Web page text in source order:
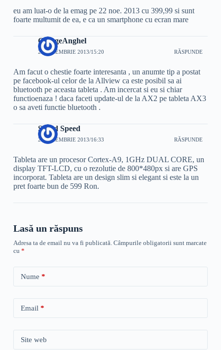
eu am luat-o de la emag pe 22 noe. 2013 cu 399,99 si sunt
foarte multumit de ea, e ca un smartphone cu ecran mare
GeorgeAnghel
29 NOIEMBRIE 2013/15:20 RĂSPUNDE
Am facut o chestie foarte interesanta , un anumte tip a postat
pe facebook-ul celor de la Allview ca este posibil sa ai
bluetooth pe aceasta tableta . Am incercat si eu si chiar
functioenaza ! daca faceti update-ul de la AX2 pe tableta AX3
o sa aveti functie bluetooth .
Speed Speed
28 NOIEMBRIE 2013/16:33 RĂSPUNDE
Tableta are un procesor Cortex-A9, 1GHz DUAL CORE, un
display TFT-LCD, cu o rezolutie de 800*480px si are GPS
incorporat. Tableta are un design slim si elegant si este la un
pret foarte bun de 599 Ron.
Lasă un răspuns
Adresa ta de email nu va fi publicată. Câmpurile obligatorii sunt marcate
cu *
Nume *
Email *
Site web